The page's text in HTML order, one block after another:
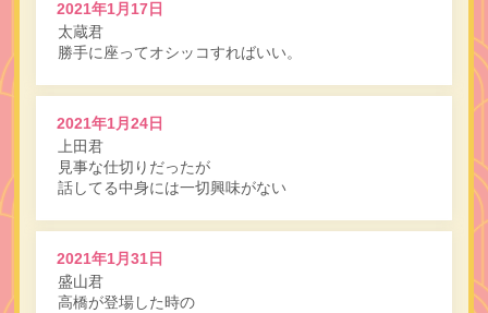
2021年1月17日
太蔵君
勝手に座ってオシッコすればいい。
2021年1月24日
上田君
見事な仕切りだったが
話してる中身には一切興味がない
2021年1月31日
盛山君
高橋が登場した時の